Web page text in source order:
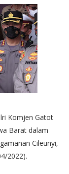
Komjen Gatot
Barat dalam
Cileunyi,
2022).